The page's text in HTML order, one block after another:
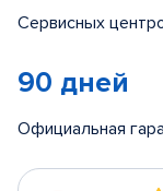
Сервисных
90 дней
Официальная